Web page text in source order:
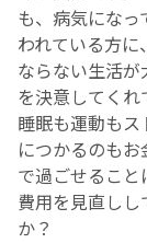
も、病気にな
われている方
ならない生活
を決意してく
睡眠も運動も
につかるのも
で過ごせるこ
費用を見直し
か？